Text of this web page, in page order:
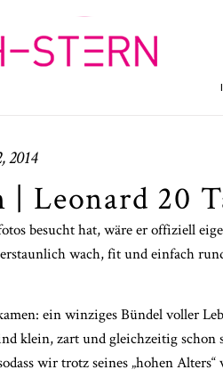
2014
Leonard 20
besucht hat, wäre er offiziell
wach, fit und einfach
ein winziges Bündel voller
klein, zart und gleichzeitig schon
wir trotz seines „hohen